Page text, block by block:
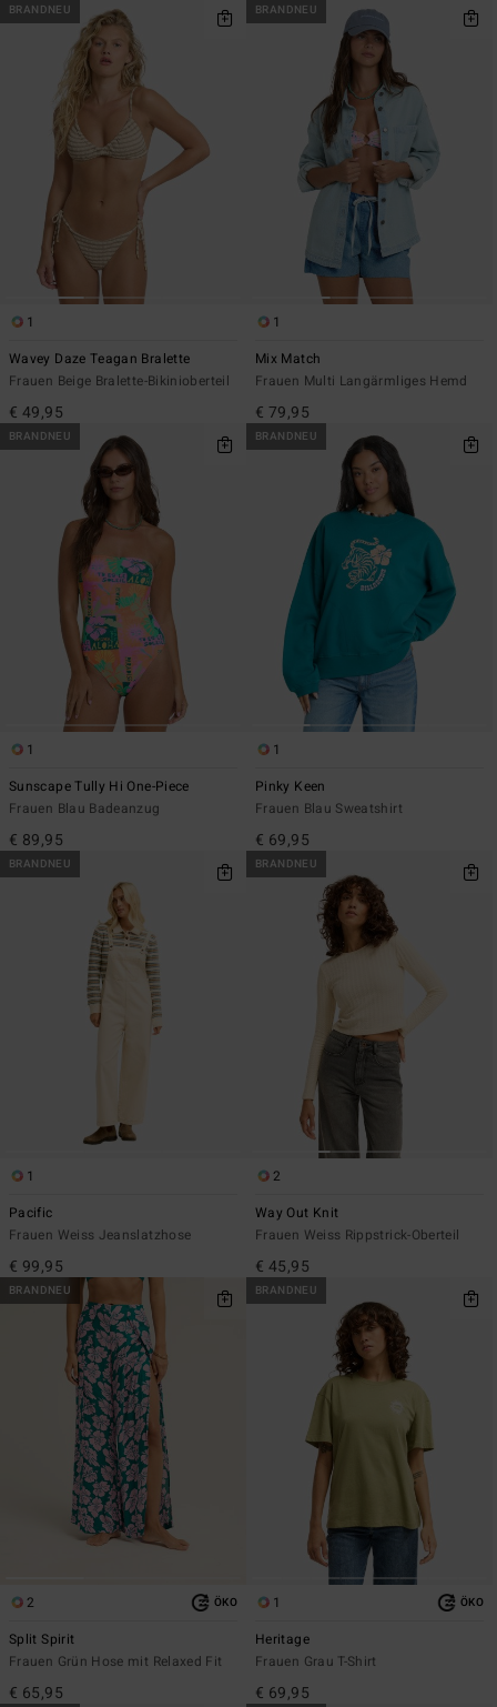
BRANDNEU
1
Wavey Daze Teagan Bralette
Frauen Beige Bralette-Bikinioberteil
€ 49,95
BRANDNEU
1
Mix Match
Frauen Multi Langärmliges Hemd
€ 79,95
BRANDNEU
1
Sunscape Tully Hi One-Piece
Frauen Blau Badeanzug
€ 89,95
BRANDNEU
1
Pinky Keen
Frauen Blau Sweatshirt
€ 69,95
BRANDNEU
1
Pacific
Frauen Weiss Jeanslatzhose
€ 99,95
BRANDNEU
2
Way Out Knit
Frauen Weiss Rippstrick-Oberteil
€ 45,95
BRANDNEU
2 ÖKO
Split Spirit
Frauen Grün Hose mit Relaxed Fit
€ 65,95
BRANDNEU
1 ÖKO
Heritage
Frauen Grau T-Shirt
€ 69,95